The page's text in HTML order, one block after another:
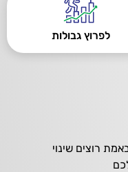
לפרוץ גבולות
רוצים שינוי